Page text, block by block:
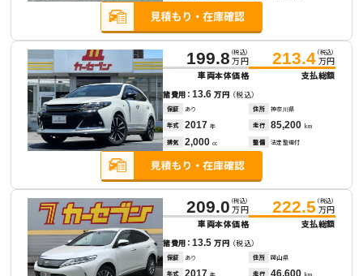
199.8 （税込）
万円
車両本体価格
213.4 （税込）
万円
支払総額
諸費用：13.6万円 （税込）
保証 あり 住所 神奈川県
年式 2017 年 走行 85,200 km
排気 2,000 cc 整備 法定整備付
209.0 （税込）
万円
車両本体価格
222.5 （税込）
万円
支払総額
諸費用：13.5万円 （税込）
保証 あり 住所 岡山県
年式 走行